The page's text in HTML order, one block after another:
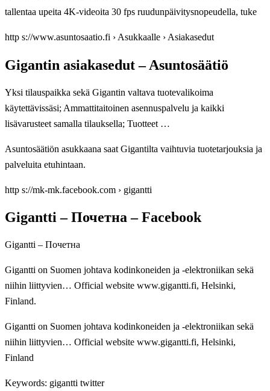
tallentaa upeita 4K-videoita 30 fps ruudunpäivitysnopeudella, tuke
http s://www.asuntosaatio.fi › Asukkaalle › Asiakasedut
Gigantin asiakasedut – Asuntosäätiö
Yksi tilauspaikka sekä Gigantin valtava tuotevalikoima
käytettävissäsi; Ammattitaitoinen asennuspalvelu ja kaikki
lisävarusteet samalla tilauksella; Tuotteet …
Asuntosäätiön asukkaana saat Gigantilta vaihtuvia tuotetarjouksia ja
palveluita etuhintaan.
http s://mk-mk.facebook.com › gigantti
Gigantti – Почетна – Facebook
Gigantti – Почетна
Gigantti on Suomen johtava kodinkoneiden ja -elektroniikan sekä
niihin liittyvien… Official website www.gigantti.fi, Helsinki,
Finland.
Gigantti on Suomen johtava kodinkoneiden ja -elektroniikan sekä
niihin liittyvien… Official website www.gigantti.fi, Helsinki,
Finland
Keywords: gigantti twitter